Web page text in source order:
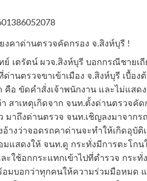
งคาด่านตรวจคัดกรอง จ.สิงห์บุรี !
ย์ เตรัตน์ ผวจ.สิงห์บุรี บอกกรณีชายเ
านตรวจขาเข้าเมือง จ.สิงห์บุรี เบื้อง
คือ ขัดคำสั่งเจ้าพนักงาน และไม่แสด
สาเหตุเกิดจาก จนท.ตั้งด่านตรวจคั
มาถึงด่านตรวจ จนท.เชิญลงมาจา
อ้างว่าจอดรถคาด่านจะทำให้เกิดอุบั
แสดงให้ จนท.ดู กระทั่งมีการตะโกน
ละใช้อกกระแทกเข้าไปที่ตำรวจ กระ
มบอกว่าทุกคนให้ความร่วมมือหมด